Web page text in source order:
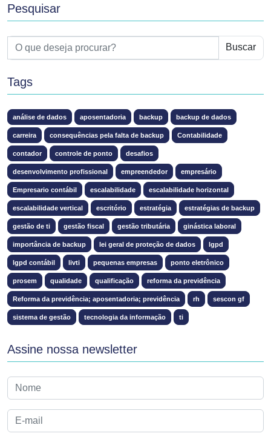
Pesquisar
Buscar
Tags
análise de dados aposentadoria backup backup de dados
carreira consequências pela falta de backup Contabilidade
contador controle de ponto desafios
desenvolvimento profissional empreendedor empresário
Empresario contábil escalabilidade escalabilidade horizontal
escalabilidade vertical escritório estratégia estratégias de backup
gestão de ti gestão fiscal gestão tributária ginástica laboral
importância de backup lei geral de proteção de dados lgpd
lgpd contábil livti pequenas empresas ponto eletrônico
prosem qualidade qualificação reforma da previdência
Reforma da previdência; aposentadoria; previdência rh sescon gf
sistema de gestão tecnologia da informação ti
Assine nossa newsletter